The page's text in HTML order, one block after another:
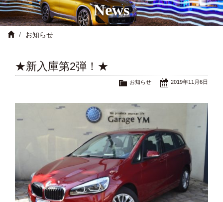
News
お知らせ
★新入庫第2弾！★
2019年11月6日
お知らせ